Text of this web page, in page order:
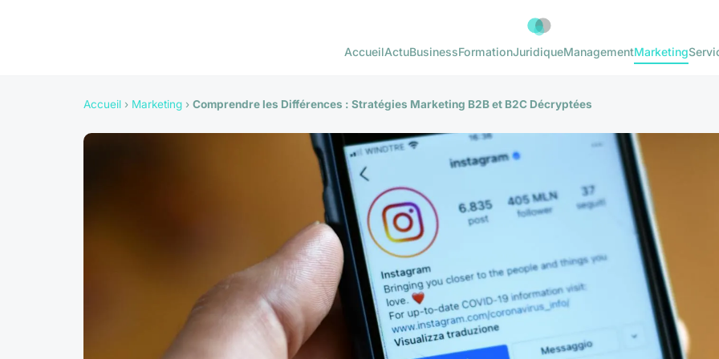
AccueilActuBusinessFormationJuridiqueManagementMarketing
Accueil › Marketing › Comprendre les Différences : Stratégies Marketing B2B et B2C Décryptées